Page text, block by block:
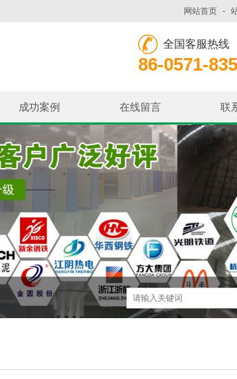
网站首页 -
全国客服热线
86-0571-
成功案例 在线留言 联